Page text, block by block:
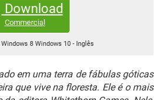
Download
Commercial
Windows 8 Windows 10- Inglês
em uma terra de fábulas góticas
que vive na floresta. Ele é o mais